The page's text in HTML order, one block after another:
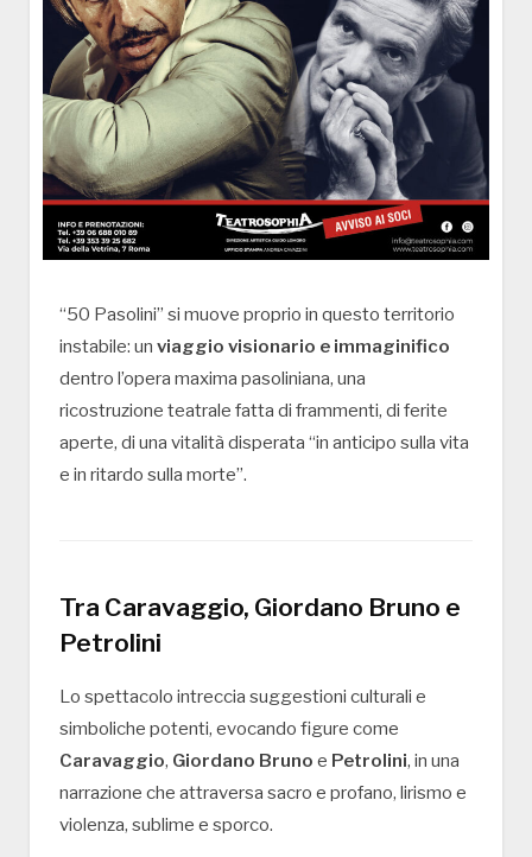
“50 Pasolini” si muove proprio in questo territorio
instabile: un viaggio visionario e immaginifico
dentro l’opera maxima pasoliniana, una
ricostruzione teatrale fatta di frammenti, di ferite
aperte, di una vitalità disperata “in anticipo sulla vita
e in ritardo sulla morte”.
Tra Caravaggio, Giordano Bruno e
Petrolini
Lo spettacolo intreccia suggestioni culturali e
simboliche potenti, evocando figure come
Caravaggio, Giordano Bruno e Petrolini, in una
narrazione che attraversa sacro e profano, lirismo e
violenza, sublime e sporco.